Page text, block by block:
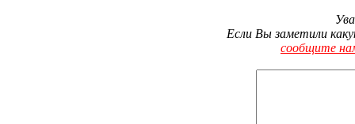
Если Вы заметили
сообщите